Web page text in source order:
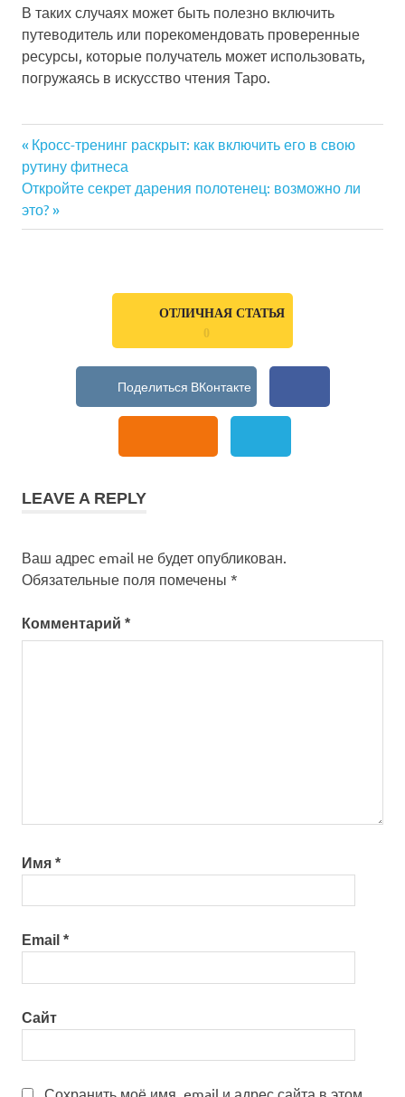
В таких случаях может быть полезно включить
путеводитель или порекомендовать проверенные
ресурсы, которые получатель может использовать,
погружаясь в искусство чтения Таро.
Навигация
по
Previous
Post:
Кросс-тренинг раскрыт: как включить его в свою
рутину фитнеса
Next
Post:
Откройте секрет дарения полотенец: возможно ли
это?
ОТЛИЧНАЯ СТАТЬЯ
0
LEAVE A REPLY
Ваш адрес email не будет опубликован.
Обязательные поля помечены *
Комментарий *
Имя *
Email *
Сайт